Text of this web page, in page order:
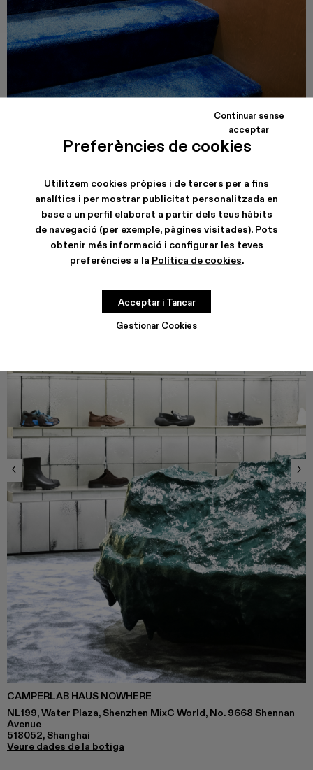
Preferències de cookies
Utilitzem cookies pròpies i de tercers per a fins
analítics i per mostrar publicitat personalitzada en
base a un perfil elaborat a partir dels teus hàbits
de navegació (per exemple, pàgines visitades). Pots
obtenir més informació i configurar les teves
preferències a la Política de cookies.
Gestionar Cookies
Continuar sense
acceptar
Acceptar i Tancar
Carrer de Valencia, 249
CAMPERLAB HAUS NOWHERE
NL199, Water Plaza, Shenzhen MixC World, No. 9668 Shennan
Avenue
518052, Shanghai
Veure dades de la botiga